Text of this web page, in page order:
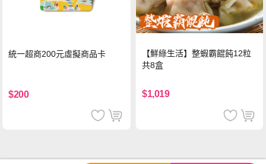
統一超商200元虛擬商品卡
$200
【鮮綠生活】整蝦霸餛飩12粒
共8盒
$1,019